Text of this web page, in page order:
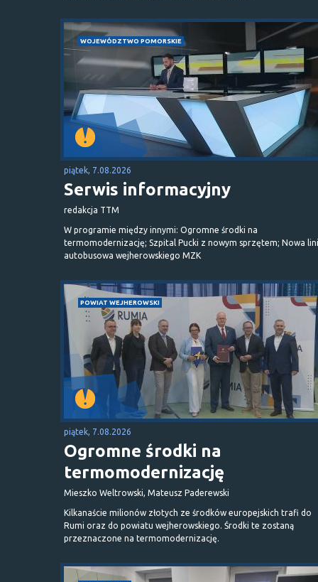
WOJEWÓDZTWO POMORSKIE
piątek, 7.08.2026
Serwis informacyjny
redakcja TTM
W programie między innymi: Ogromne środki na
termomodernizację; Szpital Pucki z nowym sprzętem; Nowa
autobusowa wejherowskiego MZK
POWIAT WEJHEROWSKI
piątek, 7.08.2026
Ogromne środki na
termomodernizację
Mieszko Weltrowski, Mateusz Paderewski
Kilkanaście milionów złotych ze środków europejskich trafi do
Rumi oraz do powiatu wejherowskiego. Środki te zostaną
przeznaczone na termomodernizację.